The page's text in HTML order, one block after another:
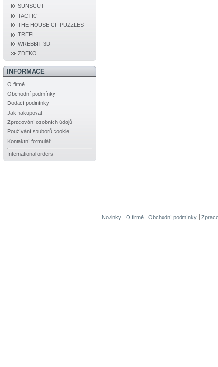
SUNSOUT
TACTIC
THE HOUSE OF PUZZLES
TREFL
WREBBIT 3D
ZDEKO
INFORMACE
O firmě
Obchodní podmínky
Dodací podmínky
Jak nakupovat
Zpracování osobních údajů
Používání souborů cookie
Kontaktní formulář
International orders
Novinky O firmě Obchodní podmínky